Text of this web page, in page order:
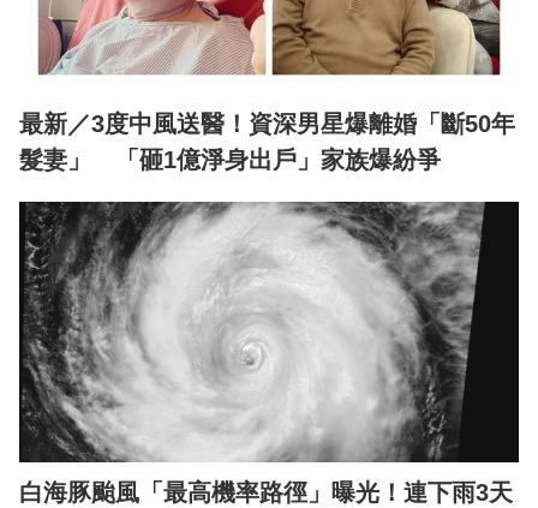
最新／3度中風送醫！資深男星爆離婚「斷50年
髮妻」 「砸1億淨身出戶」家族爆紛爭
白海豚颱風「最高機率路徑」曝光！連下雨3天